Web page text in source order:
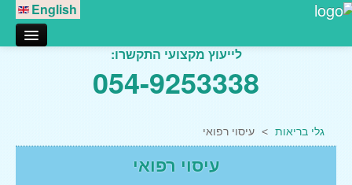
טיפול בגלי הלם
דורבן בעקב
דלקת במרפק
English
לייעוץ מקצועי התקשרו:
054-9253338
גלי בריאות > עיסוי רפואי
עיסוי רפואי